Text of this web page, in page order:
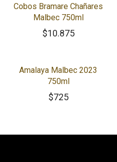
Cobos Bramare Chañares
Malbec 750ml
$10.875
Amalaya Malbec 2023
750ml
$725